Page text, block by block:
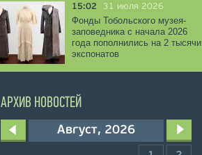
15:02 31 июля 2026
Фонды Тобольского музея-
заповедника с начала 2026
года пополнились на 2 тысячи
экспонатов
АРХИВ НОВОСТЕЙ
Август, 2026